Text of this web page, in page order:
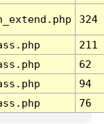
324
211
62
94
76